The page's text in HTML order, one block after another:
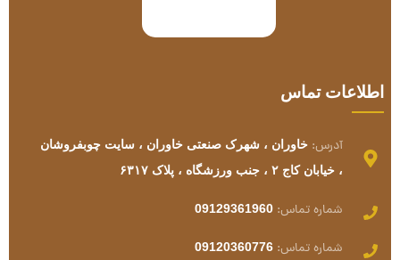
آدرس: خاوران ، شهرک صنعتی خاوران ، سایت چوبفروشان
، خیابان کاج ۲ ، جنب ورزشگاه ، پلاک ۶۳۱۷
شماره تماس: 09129361960
شماره تماس: 09120360776